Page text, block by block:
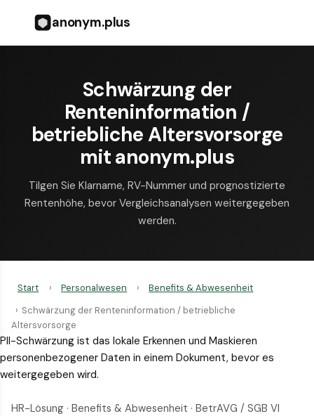
anonym.plus
Schwärzung der
Renteninformation /
betriebliche Altersvorsorge
mit anonym.plus
Tilgen Sie Klarname, RV-Nummer und prognostizierte
Rentenhöhe, bevor Vergleichsanalysen weitergegeben
werden.
Start › Personalwesen ›
Benefits & Abwesenheit
› Schwärzung der Renteninformation / betriebliche
Altersvorsorge
PII-Schwärzung ist das lokale Erkennen und Maskieren
personenbezogener Daten in einem Dokument, bevor es
weitergegeben wird.
HR-Lösung · Benefits & Abwesenheit · BetrAVG / SGB VI